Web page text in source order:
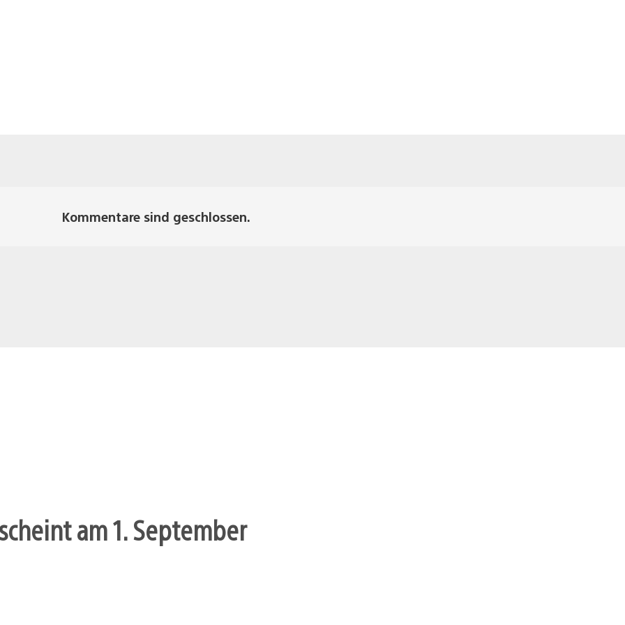
Kommentare sind geschlossen.
am 1. September